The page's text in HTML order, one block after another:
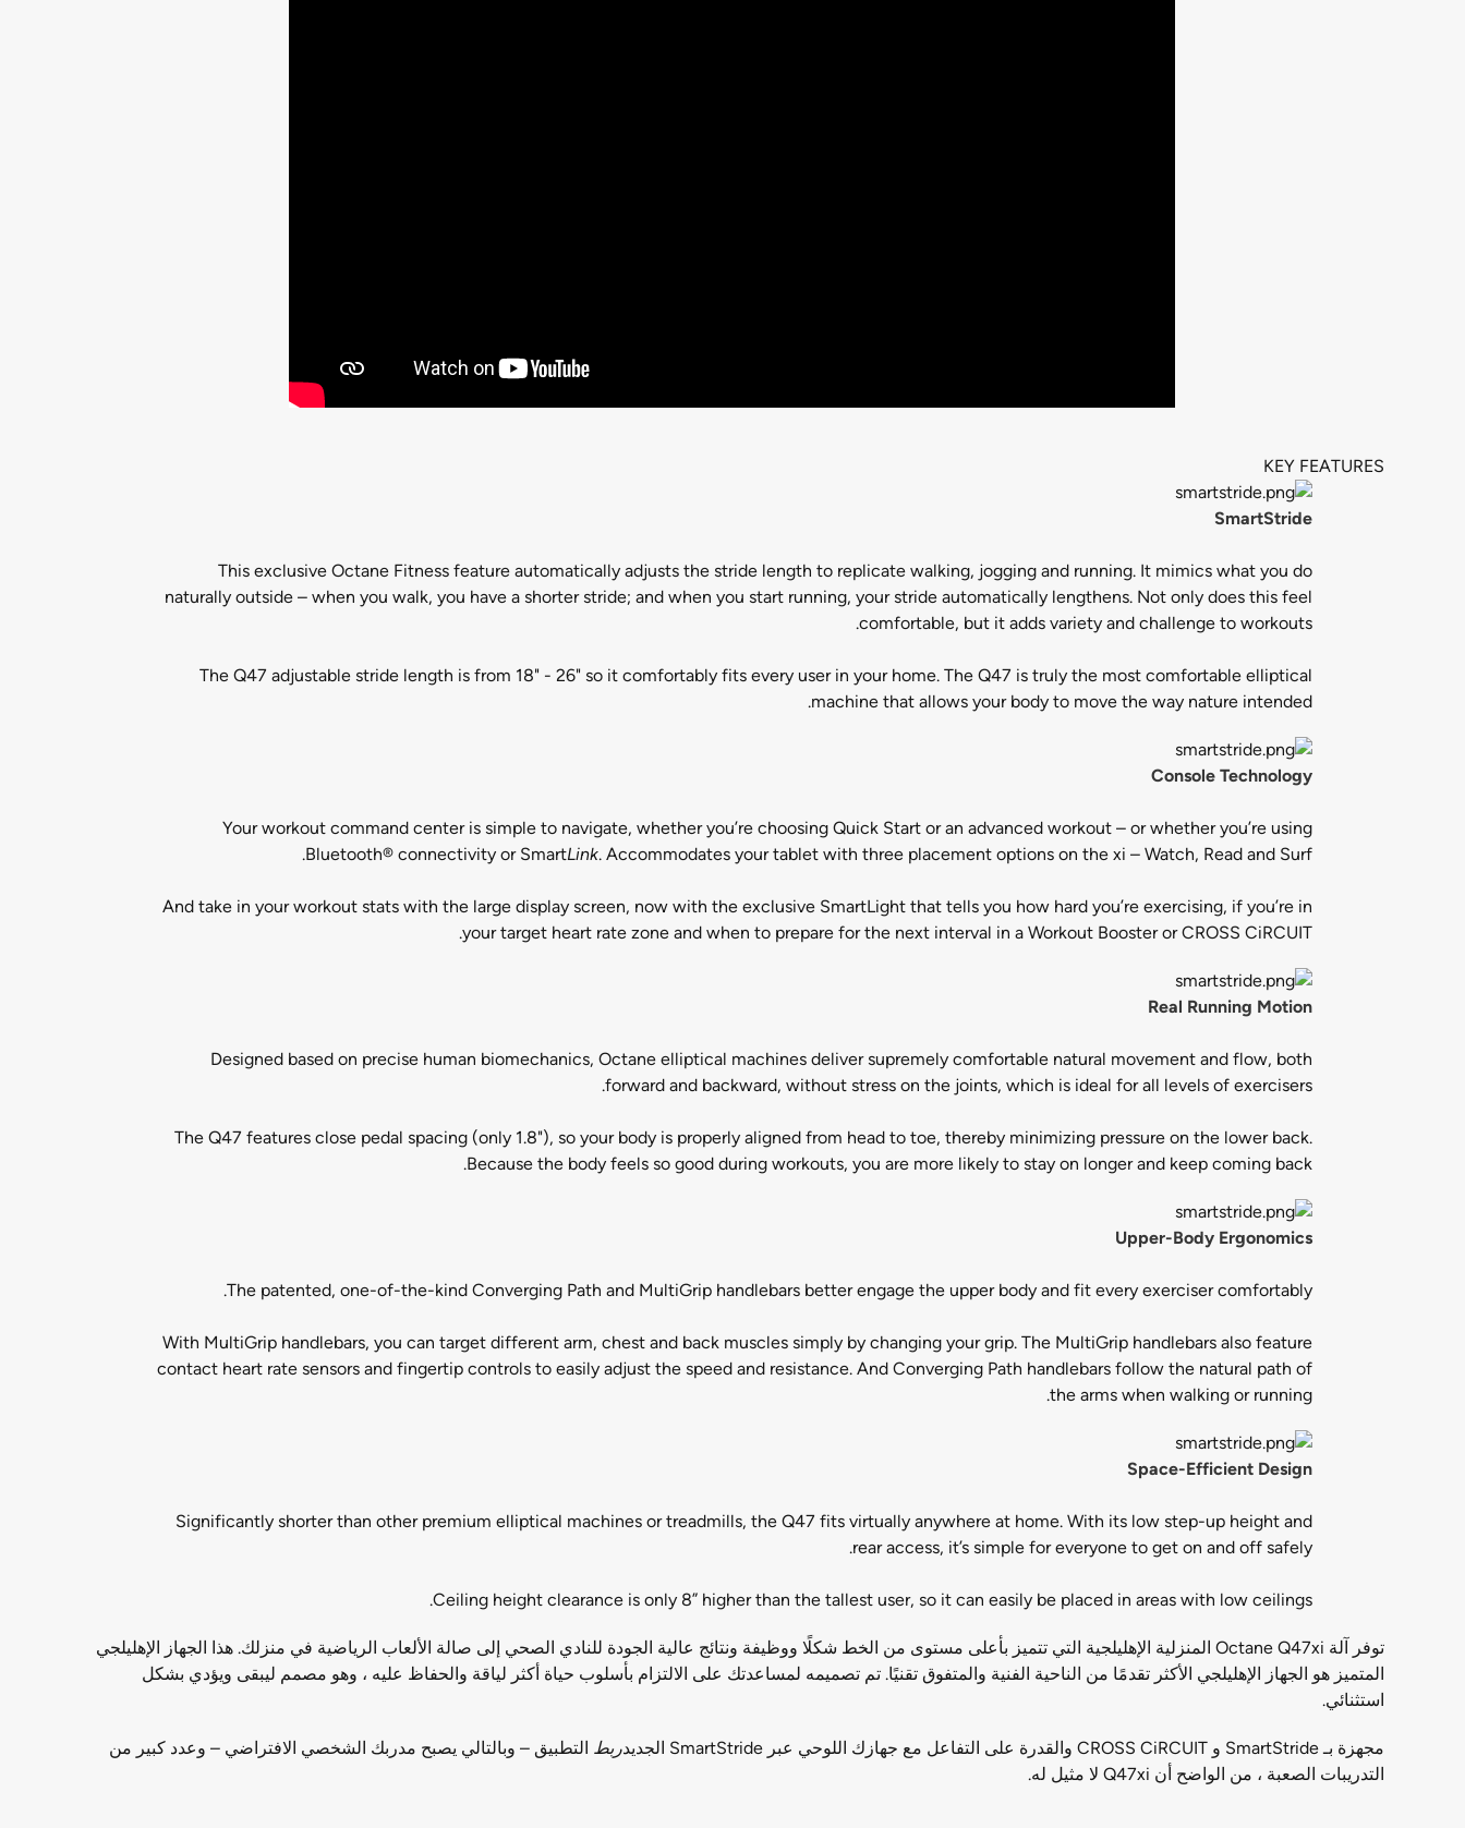
KEY FEATURES
SmartStride
This exclusive Octane Fitness feature automatically adjusts the stride length to replicate walking, jogging and running. It mimics what you do
naturally outside – when you walk, you have a shorter stride; and when you start running, your stride automatically lengthens. Not only does this feel
comfortable, but it adds variety and challenge to workouts.
The Q47 adjustable stride length is from 18" - 26" so it comfortably fits every user in your home. The Q47 is truly the most comfortable elliptical
machine that allows your body to move the way nature intended.
Console Technology
Your workout command center is simple to navigate, whether you’re choosing Quick Start or an advanced workout – or whether you’re using
Bluetooth® connectivity or SmartLink. Accommodates your tablet with three placement options on the xi – Watch, Read and Surf.
And take in your workout stats with the large display screen, now with the exclusive SmartLight that tells you how hard you’re exercising, if you’re in
your target heart rate zone and when to prepare for the next interval in a Workout Booster or CROSS CiRCUIT.
Real Running Motion
Designed based on precise human biomechanics, Octane elliptical machines deliver supremely comfortable natural movement and flow, both
forward and backward, without stress on the joints, which is ideal for all levels of exercisers.
The Q47 features close pedal spacing (only 1.8"), so your body is properly aligned from head to toe, thereby minimizing pressure on the lower back.
Because the body feels so good during workouts, you are more likely to stay on longer and keep coming back.
Upper-Body Ergonomics
The patented, one-of-the-kind Converging Path and MultiGrip handlebars better engage the upper body and fit every exerciser comfortably.
With MultiGrip handlebars, you can target different arm, chest and back muscles simply by changing your grip. The MultiGrip handlebars also feature
contact heart rate sensors and fingertip controls to easily adjust the speed and resistance. And Converging Path handlebars follow the natural path of
the arms when walking or running.
Space-Efficient Design
Significantly shorter than other premium elliptical machines or treadmills, the Q47 fits virtually anywhere at home. With its low step-up height and
rear access, it’s simple for everyone to get on and off safely.
Ceiling height clearance is only 8” higher than the tallest user, so it can easily be placed in areas with low ceilings.
توفر آلة Octane Q47xi المنزلية الإهليلجية التي تتميز بأعلى مستوى من الخط شكلًا ووظيفة ونتائج عالية الجودة للنادي الصحي إلى صالة الألعاب الرياضية في منزلك. هذا الجهاز الإهليلجي
المتميز هو الجهاز الإهليلجي الأكثر تقدمًا من الناحية الفنية والمتفوق تقنيًا. تم تصميمه لمساعدتك على الالتزام بأسلوب حياة أكثر لياقة والحفاظ عليه ، وهو مصمم ليبقى ويؤدي بشكل
استثنائي.
مجهزة بـ SmartStride و CROSS CiRCUIT والقدرة على التفاعل مع جهازك اللوحي عبر SmartStride الجديد ربط التطبيق – وبالتالي يصبح مدربك الشخصي الافتراضي – وعدد كبير من
التدريبات الصعبة ، من الواضح أن Q47xi لا مثيل له.